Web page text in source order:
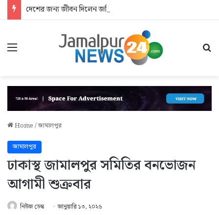
দেশের জন্য জীবন দিলেন জসিম: আশ্রয়হীন শহীদের পরিবার
Menu
Home/জামালপুর
জামালপুর
ঢাকাস্থ জামালপুর সমিতির বনভোজন
আগামী শুক্রবার
নিউজ ডেস্ক জানুয়ারি ১৩, ২০২৬